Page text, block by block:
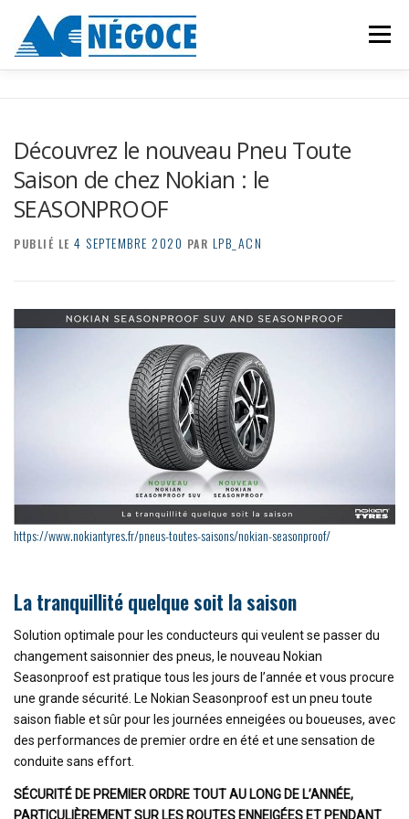
contenu
Menu
Où nous trouver ? Suivi de colis
Découvrez le nouveau Pneu Toute
Saison de chez Nokian : le
SEASONPROOF
PUBLIÉ LE 4 SEPTEMBRE 2020 PAR LPB_ACN
https://www.nokiantyres.fr/pneus-toutes-saisons/nokian-seasonproof/
La tranquillité quelque soit la saison
Solution optimale pour les conducteurs qui veulent se passer du
changement saisonnier des pneus, le nouveau Nokian
Seasonproof est pratique tous les jours de l’année et vous procure
une grande sécurité. Le Nokian Seasonproof est un pneu toute
saison fiable et sûr pour les journées enneigées ou boueuses, avec
des performances de premier ordre en été et une sensation de
conduite sans effort.
SÉCURITÉ DE PREMIER ORDRE TOUT AU LONG DE L’ANNÉE,
PARTICULIÈREMENT SUR LES ROUTES ENNEIGÉES ET PENDANT